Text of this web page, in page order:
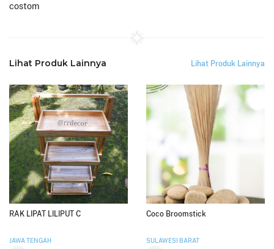
costom
Lihat Produk Lainnya Lihat Produk Lainnya
RAK LIPAT LILIPUT C
JAWA TENGAH
Coco Broomstick
SULAWESI BARAT